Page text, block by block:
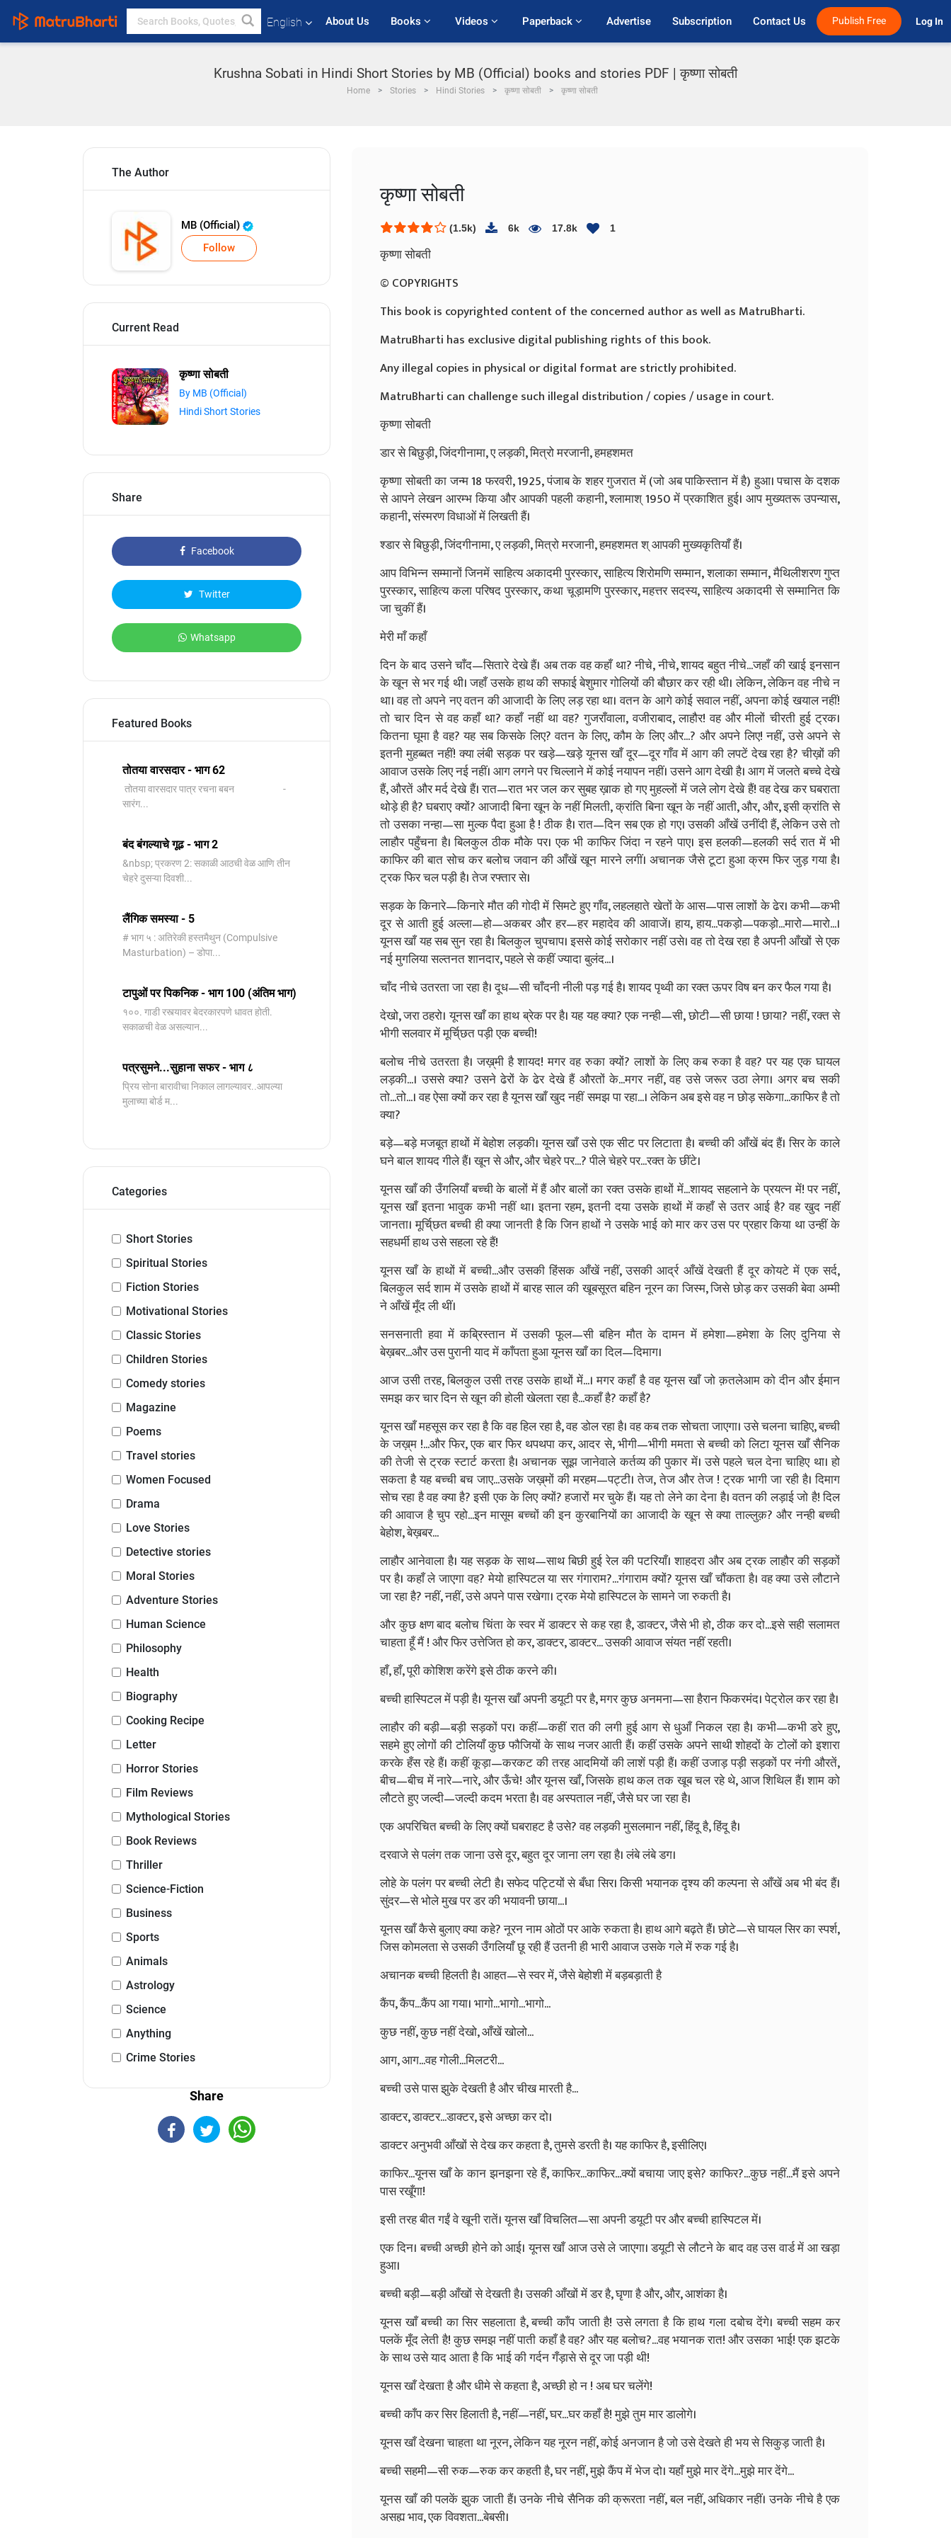
English About Us Books Videos Paperback Advertise Subscription Contact Us Publish Free Log In
Krushna Sobati in Hindi Short Stories by MB (Official) books and stories PDF | कृष्णा सोबती
Home Stories Hindi Stories कृष्णा सोबती कृष्णा सोबती
The Author
MB (Official)
Follow
Current Read
कृष्णा सोबती
By MB (Official)
Hindi Short Stories
Share
Facebook
Twitter
Whatsapp
Featured Books
तोतया वारसदार - भाग 62
तोतया वारसदार पात्र रचना बबन -
सारंग...
बंद बंगल्याचे गूढ - भाग 2
&nbsp; प्रकरण 2: सकाळी आठची वेळ आणि तीन
चेहरे दुसऱ्या दिवशी...
लैंगिक समस्या - 5
# भाग ५ : अतिरेकी हस्तमैथुन (Compulsive
Masturbation) – डोपा...
टापुओं पर पिकनिक - भाग 100 (अंतिम भाग)
१००. गाडी रस्त्यावर बेदरकारपणे धावत होती.
सकाळची वेळ असल्यान...
पत्रसुमने...सुहाना सफर - भाग ८
प्रिय सोना बारावीचा निकाल लागल्यावर..आपल्या
मुलाच्या बोर्ड म...
Categories
Short Stories
Spiritual Stories
Fiction Stories
Motivational Stories
Classic Stories
Children Stories
Comedy stories
Magazine
Poems
Travel stories
Women Focused
Drama
Love Stories
Detective stories
Moral Stories
Adventure Stories
Human Science
Philosophy
Health
Biography
Cooking Recipe
Letter
Horror Stories
Film Reviews
Mythological Stories
Book Reviews
Thriller
Science-Fiction
Business
Sports
Animals
Astrology
Science
Anything
Crime Stories
Share
कृष्णा सोबती
(1.5k) 6k 17.8k 1
कृष्णा सोबती
© COPYRIGHTS
This book is copyrighted content of the concerned author as well as MatruBharti.
MatruBharti has exclusive digital publishing rights of this book.
Any illegal copies in physical or digital format are strictly prohibited.
MatruBharti can challenge such illegal distribution / copies / usage in court.
कृष्णा सोबती
डार से बिछुड़ी, जिंदगीनामा, ए लड़की, मित्रो मरजानी, हमहशमत
कृष्णा सोबती का जन्म 18 फरवरी, 1925, पंजाब के शहर गुजरात में (जो अब पाकिस्तान में है) हुआ। पचास के दशक
से आपने लेखन आरम्भ किया और आपकी पहली कहानी, श्लामाश् 1950 में प्रकाशित हुई। आप मुख्यतरू उपन्यास,
कहानी, संस्मरण विधाओं में लिखती हैं।
श्डार से बिछुड़ी, जिंदगीनामा, ए लड़की, मित्रो मरजानी, हमहशमत श् आपकी मुख्यकृतियाँ हैं।
आप विभिन्न सम्मानों जिनमें साहित्य अकादमी पुरस्कार, साहित्य शिरोमणि सम्मान, शलाका सम्मान, मैथिलीशरण गुप्त
पुरस्कार, साहित्य कला परिषद पुरस्कार, कथा चूड़ामणि पुरस्कार, महत्तर सदस्य, साहित्य अकादमी से सम्मानित कि
जा चुकीं हैं।
मेरी माँ कहाँ
दिन के बाद उसने चाँद—सितारे देखे हैं। अब तक वह कहाँ था? नीचे, नीचे, शायद बहुत नीचे...जहाँ की खाई इनसान
के खून से भर गई थी। जहाँ उसके हाथ की सफाई बेशुमार गोलियों की बौछार कर रही थी। लेकिन, लेकिन वह नीचे न
था। वह तो अपने नए वतन की आजादी के लिए लड़ रहा था। वतन के आगे कोई सवाल नहीं, अपना कोई खयाल नहीं!
तो चार दिन से वह कहाँ था? कहाँ नहीं था वह? गुजराँवाला, वजीराबाद, लाहौर! वह और मीलों चीरती हुई ट्रक।
कितना घूमा है वह? यह सब किसके लिए? वतन के लिए, कौम के लिए और...? और अपने लिए! नहीं, उसे अपने से
इतनी मुहब्बत नहीं! क्या लंबी सड़क पर खड़े—खड़े यूनस खाँ दूर—दूर गाँव में आग की लपटें देख रहा है? चीख़ों की
आवाज उसके लिए नई नहीं। आग लगने पर चिल्लाने में कोई नयापन नहीं। उसने आग देखी है। आग में जलते बच्चे देखे
हैं, औरतें और मर्द देखे हैं। रात—रात भर जल कर सुबह ख़ाक हो गए मुहल्लों में जले लोग देखे हैं! वह देख कर घबराता
थोड़े ही है? घबराए क्यों? आजादी बिना खून के नहीं मिलती, क्रांति बिना खून के नहीं आती, और, और, इसी क्रांति से
तो उसका नन्हा—सा मुल्क पैदा हुआ है ! ठीक है। रात—दिन सब एक हो गए। उसकी आँखें उनींदी हैं, लेकिन उसे तो
लाहौर पहुँचना है। बिलकुल ठीक मौके पर। एक भी काफिर जिंदा न रहने पाए। इस हलकी—हलकी सर्द रात में भी
काफिर की बात सोच कर बलोच जवान की आँखें खून मारने लगीं। अचानक जैसे टूटा हुआ क्रम फिर जुड़ गया है।
ट्रक फिर चल पड़ी है। तेज रफ्तार से।
सड़क के किनारे—किनारे मौत की गोदी में सिमटे हुए गाँव, लहलहाते खेतों के आस—पास लाशों के ढेर। कभी—कभी
दूर से आती हुई अल्ला—हो—अकबर और हर—हर महादेव की आवाजें। हाय, हाय...पकड़ो—पकड़ो...मारो—मारो...।
यूनस खाँ यह सब सुन रहा है। बिलकुल चुपचाप। इससे कोई सरोकार नहीं उसे। वह तो देख रहा है अपनी आँखों से एक
नई मुगलिया सल्तनत शानदार, पहले से कहीं ज्यादा बुलंद...।
चाँद नीचे उतरता जा रहा है। दूध—सी चाँदनी नीली पड़ गई है। शायद पृथ्वी का रक्त ऊपर विष बन कर फैल गया है।
देखो, जरा ठहरो। यूनस खाँ का हाथ ब्रेक पर है। यह यह क्या? एक नन्ही—सी, छोटी—सी छाया ! छाया? नहीं, रक्त से
भीगी सलवार में मूर्चि्‌छत पड़ी एक बच्ची!
बलोच नीचे उतरता है। जख़्‌मी है शायद! मगर वह रुका क्यों? लाशों के लिए कब रुका है वह? पर यह एक घायल
लड़की...। उससे क्या? उसने ढेरों के ढेर देखे हैं औरतों के...मगर नहीं, वह उसे जरूर उठा लेगा। अगर बच सकी
तो...तो...। वह ऐसा क्यों कर रहा है यूनस खाँ खुद नहीं समझ पा रहा...। लेकिन अब इसे वह न छोड़ सकेगा...काफिर है तो
क्या?
बड़े—बड़े मजबूत हाथों में बेहोश लड़की। यूनस खाँ उसे एक सीट पर लिटाता है। बच्ची की आँखें बंद हैं। सिर के काले
घने बाल शायद गीले हैं। खून से और, और चेहरे पर...? पीले चेहरे पर...रक्त के छींटे।
यूनस खाँ की उँगलियाँ बच्ची के बालों में हैं और बालों का रक्त उसके हाथों में...शायद सहलाने के प्रयत्न में! पर नहीं,
यूनस खाँ इतना भावुक कभी नहीं था। इतना रहम, इतनी दया उसके हाथों में कहाँ से उतर आई है? वह खुद नहीं
जानता। मूर्चि्‌छत बच्ची ही क्या जानती है कि जिन हाथों ने उसके भाई को मार कर उस पर प्रहार किया था उन्हीं के
सहधर्मी हाथ उसे सहला रहे हैं!
यूनस खाँ के हाथों में बच्ची...और उसकी हिंसक आँखें नहीं, उसकी आर्द्र आँखें देखती हैं दूर कोयटे में एक सर्द,
बिलकुल सर्द शाम में उसके हाथों में बारह साल की खूबसूरत बहिन नूरन का जिस्म, जिसे छोड़ कर उसकी बेवा अम्मी
ने आँखें मूँद ली थीं।
सनसनाती हवा में कब्रिस्तान में उसकी फूल—सी बहिन मौत के दामन में हमेशा—हमेशा के लिए दुनिया से
बेख़बर...और उस पुरानी याद में काँपता हुआ यूनस खाँ का दिल—दिमाग।
आज उसी तरह, बिलकुल उसी तरह उसके हाथों में...। मगर कहाँ है वह यूनस खाँ जो क़तलेआम को दीन और ईमान
समझ कर चार दिन से खून की होली खेलता रहा है...कहाँ है? कहाँ है?
यूनस खाँ महसूस कर रहा है कि वह हिल रहा है, वह डोल रहा है। वह कब तक सोचता जाएगा। उसे चलना चाहिए, बच्ची
के जख़्‌म !...और फिर, एक बार फिर थपथपा कर, आदर से, भीगी—भीगी ममता से बच्ची को लिटा यूनस खाँ सैनिक
की तेजी से ट्रक स्टार्ट करता है। अचानक सूझ जानेवाले कर्तव्य की पुकार में। उसे पहले चल देना चाहिए था। हो
सकता है यह बच्ची बच जाए...उसके जख़्‌मों की मरहम—पट्टी। तेज, तेज और तेज ! ट्रक भागी जा रही है। दिमाग
सोच रहा है वह क्या है? इसी एक के लिए क्यों? हजारों मर चुके हैं। यह तो लेने का देना है। वतन की लड़ाई जो है! दिल
की आवाज है चुप रहो...इन मासूम बच्चों की इन कुरबानियों का आजादी के खून से क्या ताल्लुक़? और नन्ही बच्ची
बेहोश, बेख़बर...
लाहौर आनेवाला है। यह सड़क के साथ—साथ बिछी हुई रेल की पटरियाँ। शाहदरा और अब ट्रक लाहौर की सड़कों
पर है। कहाँ ले जाएगा वह? मेयो हास्पिटल या सर गंगाराम?...गंगाराम क्यों? यूनस खाँ चौंकता है। वह क्या उसे लौटाने
जा रहा है? नहीं, नहीं, उसे अपने पास रखेगा। ट्रक मेयो हास्पिटल के सामने जा रुकती है।
और कुछ क्षण बाद बलोच चिंता के स्वर में डाक्टर से कह रहा है, डाक्टर, जैसे भी हो, ठीक कर दो...इसे सही सलामत
चाहता हूँ मैं ! और फिर उत्तेजित हो कर, डाक्टर, डाक्टर... उसकी आवाज संयत नहीं रहती।
हाँ, हाँ, पूरी कोशिश करेंगे इसे ठीक करने की।
बच्ची हास्पिटल में पड़ी है। यूनस खाँ अपनी डयूटी पर है, मगर कुछ अनमना—सा हैरान फिकरमंद। पेट्रोल कर रहा है।
लाहौर की बड़ी—बड़ी सड़कों पर। कहीं—कहीं रात की लगी हुई आग से धुआँ निकल रहा है। कभी—कभी डरे हुए,
सहमे हुए लोगों की टोलियाँ कुछ फौजियों के साथ नजर आती हैं। कहीं उसके अपने साथी शोहदों के टोलों को इशारा
करके हँस रहे हैं। कहीं कूड़ा—करकट की तरह आदमियों की लाशें पड़ी हैं। कहीं उजाड़ पड़ी सड़कों पर नंगी औरतें,
बीच—बीच में नारे—नारे, और ऊँचे! और यूनस खाँ, जिसके हाथ कल तक खूब चल रहे थे, आज शिथिल हैं। शाम को
लौटते हुए जल्दी—जल्दी कदम भरता है। वह अस्पताल नहीं, जैसे घर जा रहा है।
एक अपरिचित बच्ची के लिए क्यों घबराहट है उसे? वह लड़की मुसलमान नहीं, हिंदू है, हिंदू है।
दरवाजे से पलंग तक जाना उसे दूर, बहुत दूर जाना लग रहा है। लंबे लंबे डग।
लोहे के पलंग पर बच्ची लेटी है। सफेद पट्टियों से बँधा सिर। किसी भयानक दृश्य की कल्पना से आँखें अब भी बंद हैं।
सुंदर—से भोले मुख पर डर की भयावनी छाया...।
यूनस खाँ कैसे बुलाए क्या कहे? नूरन नाम ओठों पर आके रुकता है। हाथ आगे बढ़ते हैं। छोटे—से घायल सिर का स्पर्श,
जिस कोमलता से उसकी उँगलियाँ छू रही हैं उतनी ही भारी आवाज उसके गले में रुक गई है।
अचानक बच्ची हिलती है। आहत—से स्वर में, जैसे बेहोशी में बड़बड़ाती है
कैंप, कैंप...कैंप आ गया। भागो...भागो...भागो...
कुछ नहीं, कुछ नहीं देखो, आँखें खोलो...
आग, आग...वह गोली...मिलटरी...
बच्ची उसे पास झुके देखती है और चीख मारती है...
डाक्टर, डाक्टर...डाक्टर, इसे अच्छा कर दो।
डाक्टर अनुभवी आँखों से देख कर कहता है, तुमसे डरती है। यह काफिर है, इसीलिए।
काफिर...यूनस खाँ के कान झनझना रहे हैं, काफिर...काफिर...क्यों बचाया जाए इसे? काफिर?...कुछ नहीं...मैं इसे अपने
पास रखूँगा!
इसी तरह बीत गईं वे खूनी रातें। यूनस खाँ विचलित—सा अपनी डयूटी पर और बच्ची हास्पिटल में।
एक दिन। बच्ची अच्छी होने को आई। यूनस खाँ आज उसे ले जाएगा। डयूटी से लौटने के बाद वह उस वार्ड में आ खड़ा
हुआ।
बच्ची बड़ी—बड़ी आँखों से देखती है। उसकी आँखों में डर है, घृणा है और, और, आशंका है।
यूनस खाँ बच्ची का सिर सहलाता है, बच्ची काँप जाती है! उसे लगता है कि हाथ गला दबोच देंगे। बच्ची सहम कर
पलकें मूँद लेती है! कुछ समझ नहीं पाती कहाँ है वह? और यह बलोच?...वह भयानक रात! और उसका भाई! एक झटके
के साथ उसे याद आता है कि भाई की गर्दन गँड़ासे से दूर जा पड़ी थी!
यूनस खाँ देखता है और धीमे से कहता है, अच्छी हो न ! अब घर चलेंगे!
बच्ची काँप कर सिर हिलाती है, नहीं—नहीं, घर...घर कहाँ है! मुझे तुम मार डालोगे।
यूनस खाँ देखना चाहता था नूरन, लेकिन यह नूरन नहीं, कोई अनजान है जो उसे देखते ही भय से सिकुड़ जाती है।
बच्ची सहमी—सी रुक—रुक कर कहती है, घर नहीं, मुझे कैंप में भेज दो। यहाँ मुझे मार देंगे...मुझे मार देंगे...
यूनस खाँ की पलकें झुक जाती हैं। उनके नीचे सैनिक की क्रूरता नहीं, बल नहीं, अधिकार नहीं। उनके नीचे है एक
असह्य भाव, एक विवशता...बेबसी।